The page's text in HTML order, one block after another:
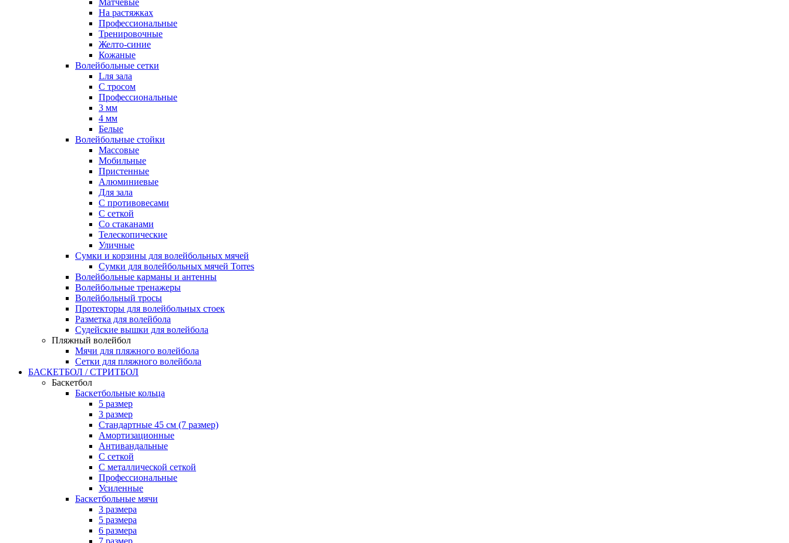
Матчевые
На растяжках
Профессиональные
Тренировочные
Желто-синие
Кожаные
Волейбольные сетки
Lля зала
C тросом
Профессиональные
3 мм
4 мм
Белые
Волейбольные стойки
Массовые
Мобильные
Пристенные
Алюминиевые
Для зала
С противовесами
С сеткой
Со стаканами
Телескопические
Уличные
Сумки и корзины для волейбольных мячей
Сумки для волейбольных мячей Torres
Волейбольные карманы и антенны
Волейбольные тренажеры
Волейбольный тросы
Протекторы для волейбольных стоек
Разметка для волейбола
Судейские вышки для волейбола
Пляжный волейбол
Мячи для пляжного волейбола
Сетки для пляжного волейбола
БАСКЕТБОЛ / СТРИТБОЛ
Баскетбол
Баскетбольные кольца
5 размер
3 размер
Стандартные 45 см (7 размер)
Амортизационные
Антивандальные
С сеткой
С металлической сеткой
Профессиональные
Усиленные
Баскетбольные мячи
3 размера
5 размера
6 размера
7 размер